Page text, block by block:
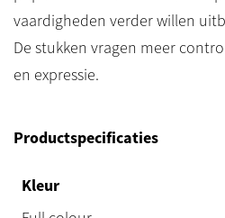
vaardigheden verder willen
De stukken vragen meer
en expressie.
In deze bundel komen
bod, waardoor leerlingen hun
De stukken blijven didactisch
Productspecificaties
Kleur